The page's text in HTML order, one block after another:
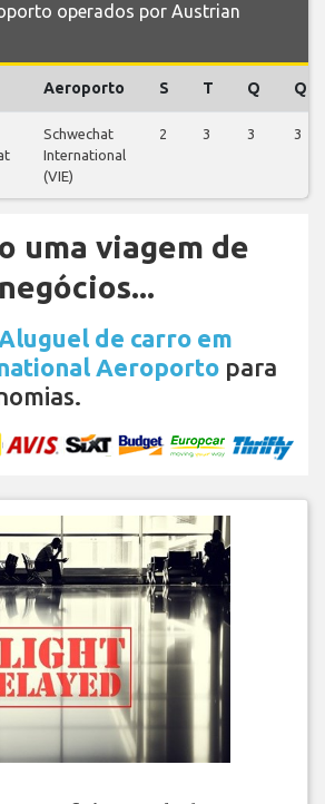
operados por Austrian
Aeroporto S T Q Q
Schwechat
International
(VIE)
2 3 3 3
uma viagem de
de carro em
Aeroporto para